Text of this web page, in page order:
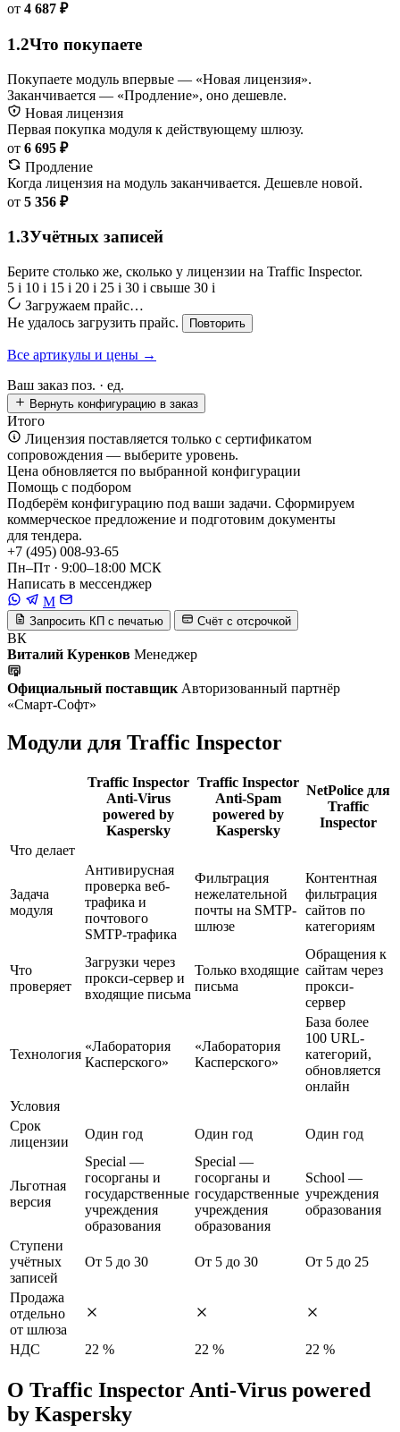
от 4 687 ₽
1.2Что покупаете
Покупаете модуль впервые — «Новая лицензия».
Заканчивается — «Продление», оно дешевле.
Новая лицензия
Первая покупка модуля к действующему шлюзу.
от 6 695 ₽
Продление
Когда лицензия на модуль заканчивается. Дешевле новой.
от 5 356 ₽
1.3Учётных записей
Берите столько же, сколько у лицензии на Traffic Inspector.
5 i 10 i 15 i 20 i 25 i 30 i свыше 30 i
Загружаем прайс…
Не удалось загрузить прайс.
Повторить
Все артикулы и цены →
Ваш заказ поз. · ед.
Вернуть конфигурацию в заказ
Итого
Лицензия поставляется только с сертификатом
сопровождения — выберите уровень.
Цена обновляется по выбранной конфигурации
Помощь с подбором
Подберём конфигурацию под ваши задачи. Сформируем
коммерческое предложение и подготовим документы
для тендера.
+7 (495) 008-93-65
Пн–Пт · 9:00–18:00 МСК
Написать в мессенджер
M
Запросить КП с печатью Счёт с отсрочкой
ВК
Виталий Куренков Менеджер
Официальный поставщик Авторизованный партнёр
«Смарт-Софт»
Модули для Traffic Inspector
Traffic Inspector
Anti-Virus
powered by
Kaspersky
Traffic Inspector
Anti-Spam
powered by
Kaspersky
NetPolice для
Traffic
Inspector
Что делает
Задача
модуля
Антивирусная
проверка веб-
трафика и
почтового
SMTP-трафика
Фильтрация
нежелательной
почты на SMTP-
шлюзе
Контентная
фильтрация
сайтов по
категориям
Что
проверяет
Загрузки через
прокси-сервер и
входящие письма
Только входящие
письма
Обращения к
сайтам через
прокси-
сервер
Технология
«Лаборатория
Касперского»
«Лаборатория
Касперского»
База более
100 URL-
категорий,
обновляется
онлайн
Условия
Срок
лицензии
Один год Один год Один год
Льготная
версия
Special —
госорганы и
государственные
учреждения
образования
Special —
госорганы и
государственные
учреждения
образования
School —
учреждения
образования
Ступени
учётных
записей
От 5 до 30 От 5 до 30 От 5 до 25
Продажа
отдельно
от шлюза
НДС
22 % 22 % 22 %
О Traffic Inspector Anti-Virus powered
by Kaspersky